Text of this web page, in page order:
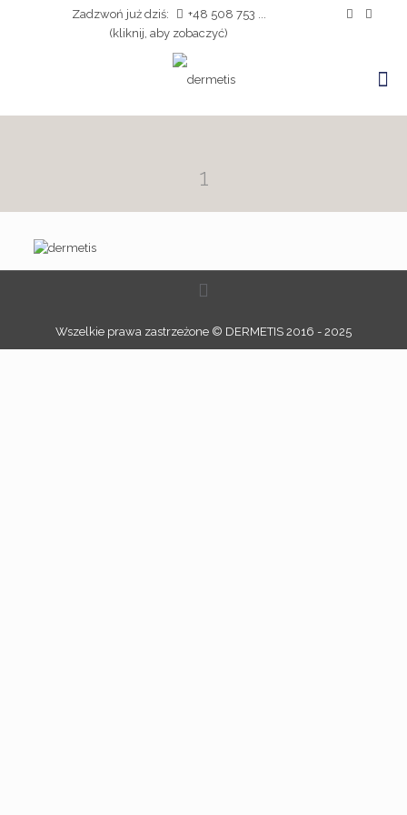
Zadzwoń już dziś:
+48 508 753 ...
(kliknij, aby zobaczyć)
1
Wszelkie prawa zastrzeżone © DERMETIS 2016 - 2025